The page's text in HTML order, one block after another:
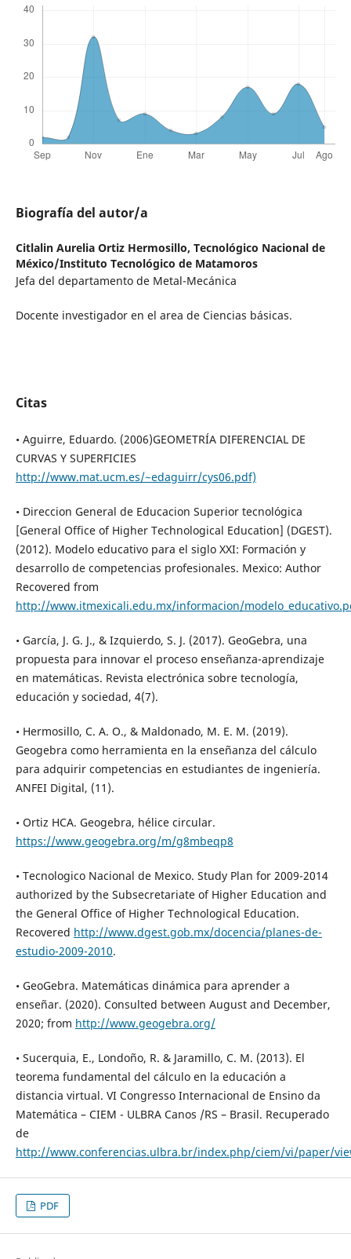
Biografía del autor/a
Citlalin Aurelia Ortiz Hermosillo, Tecnológico Nacional de
México/Instituto Tecnológico de Matamoros
Jefa del departamento de Metal-Mecánica
Docente investigador en el area de Ciencias básicas.
Citas
• Aguirre, Eduardo. (2006)GEOMETRÍA DIFERENCIAL DE
CURVAS Y SUPERFICIES
http://www.mat.ucm.es/~edaguirr/cys06.pdf)
• Direccion General de Educacion Superior tecnológica
[General Office of Higher Technological Education] (DGEST).
(2012). Modelo educativo para el siglo XXI: Formación y
desarrollo de competencias profesionales. Mexico: Author
Recovered from
http://www.itmexicali.edu.mx/informacion/
• García, J. G. J., & Izquierdo, S. J. (2017). GeoGebra, una
propuesta para innovar el proceso enseñanza-aprendizaje
en matemáticas. Revista electrónica sobre tecnología,
educación y sociedad, 4(7).
• Hermosillo, C. A. O., & Maldonado, M. E. M. (2019).
Geogebra como herramienta en la enseñanza del cálculo
para adquirir competencias en estudiantes de ingeniería.
ANFEI Digital, (11).
• Ortiz HCA. Geogebra, hélice circular.
https://www.geogebra.org/m/g8mbeqp8
• Tecnologico Nacional de Mexico. Study Plan for 2009-2014
authorized by the Subsecretariate of Higher Education and
the General Office of Higher Technological Education.
Recovered http://www.dgest.gob.mx/docencia/planes-de-
estudio-2009-2010.
• GeoGebra. Matemáticas dinámica para aprender a
enseñar. (2020). Consulted between August and December,
2020; from http://www.geogebra.org/
• Sucerquia, E., Londoño, R. & Jaramillo, C. M. (2013). El
teorema fundamental del cálculo en la educación a
distancia virtual. VI Congresso Internacional de Ensino da
Matemática – CIEM - ULBRA Canos /RS – Brasil. Recuperado
de
http://www.conferencias.ulbra.br/index.php/ciem/vi/paper/
PDF